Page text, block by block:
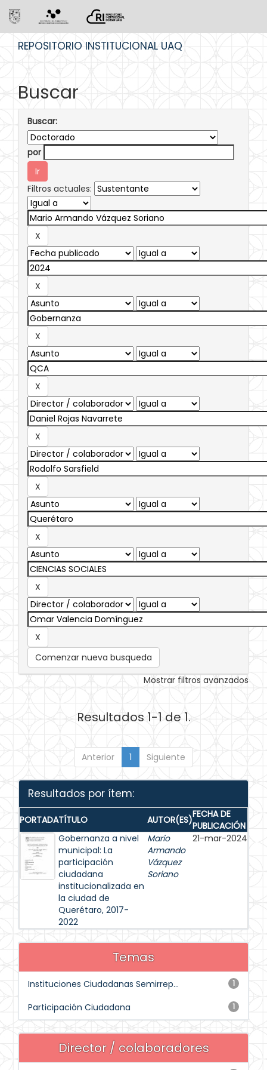
REPOSITORIO INSTITUCIONAL UAQ
Buscar
Buscar:
por
Filtros actuales:
Comenzar nueva busqueda
Mostrar filtros avanzados
Resultados 1-1 de 1.
Anterior 1 Siguiente
Resultados por ítem:
PORTADATÍTULO AUTOR(ES)FECHA DE
PUBLICACIÓN
Gobernanza a nivel
municipal: La
participación
ciudadana
institucionalizada en
la ciudad de
Querétaro, 2017-
2022
Mario
Armando
Vázquez
Soriano
21-mar-2024
Temas
1
Instituciones Ciudadanas Semirrep...
1
Participación Ciudadana
Director / colaboradores